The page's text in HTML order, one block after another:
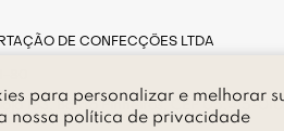
para personalizar e melhorar
nossa política de privacidade
DE CONFECÇÕES LTDA
80
183, Bairro Pinheiros, CEP 05.415-